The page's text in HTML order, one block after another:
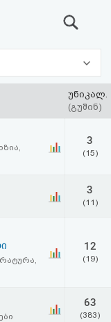
უნიკალ.
(გუშინ)
3
(15)
3
(11)
12
(19)
63
(383)